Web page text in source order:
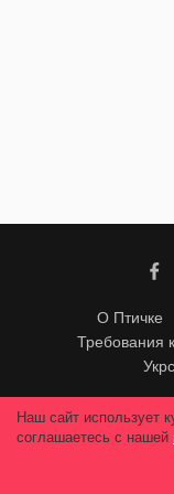
О Птичке
Требования
Любое
Наш сайт использует
соглашаетесь с нашей